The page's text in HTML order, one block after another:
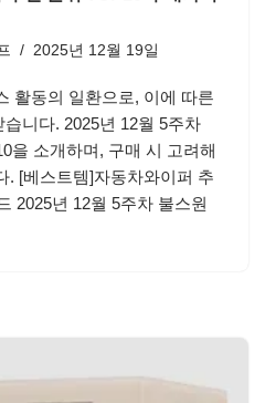
2025년 12월 19일
활동의 일환으로, 이에 따른
니다. 2025년 12월 5주차
을 소개하며, 구매 시 고려해
. [베스트템]자동차와이퍼 추
2025년 12월 5주차 불스원